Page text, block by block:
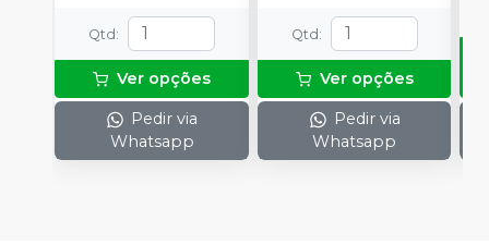
Qtd:
Ver opções
Pedir via
Whatsapp
Qtd:
Ver opções
Pedir via
Whatsapp